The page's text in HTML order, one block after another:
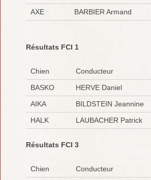
AXE
BARBIER Armand
Résultats FCI 1
Chien Conducteur
BASKO
HERVE Daniel
AIKA
BILDSTEIN Jeannine
HALK
LAUBACHER Patrick
Résultats FCI 3
Chien Conducteur